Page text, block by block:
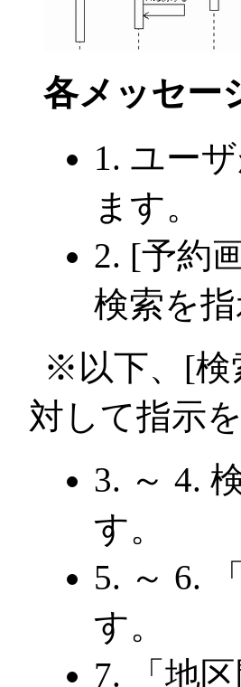
各メッセー
1. ユー
ます。
2. [予約
検索を
※以下、[検
対して指示
3. ～ 4.
す。
5. ～ 6.
す。
7. 「地